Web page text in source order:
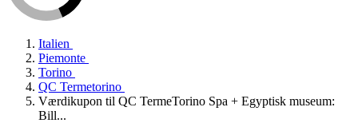
Italien
Piemonte
Torino
QC Termetorino
Værdikupon til QC TermeTorino Spa + Egyptisk museum:
Bill...